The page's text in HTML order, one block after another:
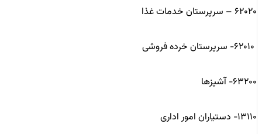
۶۲۰۲۰ – سرپرستان خدمات غذا
۶۳۲۰۰- آشپزها
۱۳۱۱۰- دستیاران امور اداری